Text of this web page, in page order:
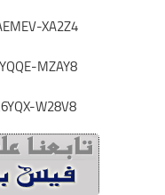
XA2Z4
MZAY8
W28V8